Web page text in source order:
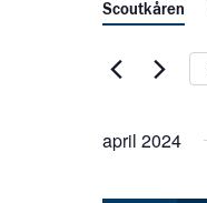
Scoutkåren
april 2024